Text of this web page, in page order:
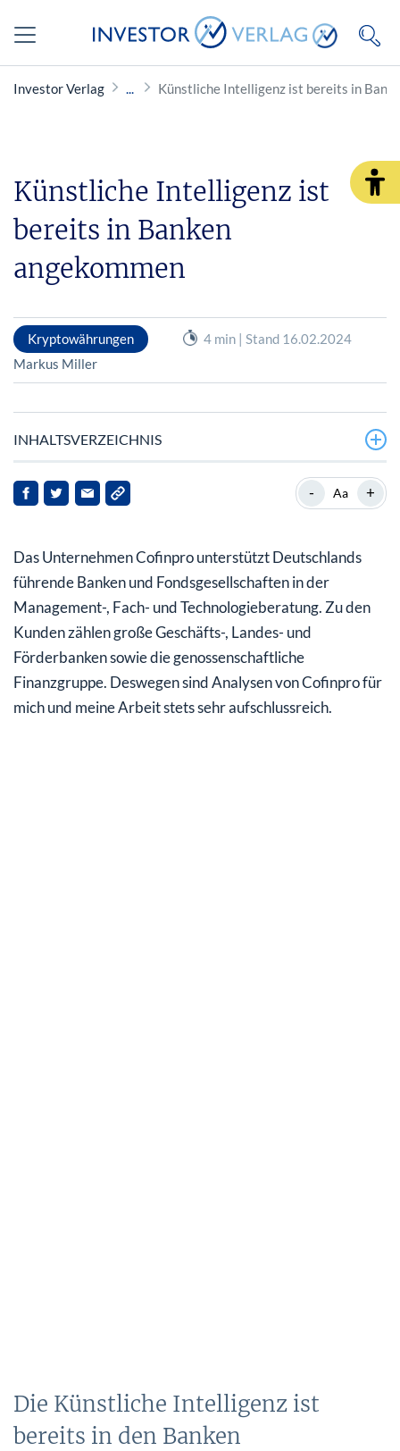
Investor Verlag Künstliche Intelligenz ist bereits in
Künstliche Intelligenz ist
bereits in Banken
angekommen
Kryptowährungen
4 min | Stand 16.02.2024
Markus Miller
INHALTSVERZEICHNIS
Die Künstliche Intelligenz ist bereits in den Banken
angekommen
KI-Anwendungen zum Durchbruch
Investieren und diversifizieren Sie auf soliden Wegen in
die neue Technologie-Welt der Digitalisierung und
Tokenisierung!
- Aa +
Das Unternehmen Cofinpro unterstützt Deutschlands
führende Banken und Fondsgesellschaften in der
Management-, Fach- und Technologieberatung. Zu den
Kunden zählen große Geschäfts-, Landes- und
Förderbanken sowie die genossenschaftliche
Finanzgruppe. Deswegen sind Analysen von Cofinpro für
mich und meine Arbeit stets sehr aufschlussreich.
Die Künstliche Intelligenz ist
bereits in den Banken